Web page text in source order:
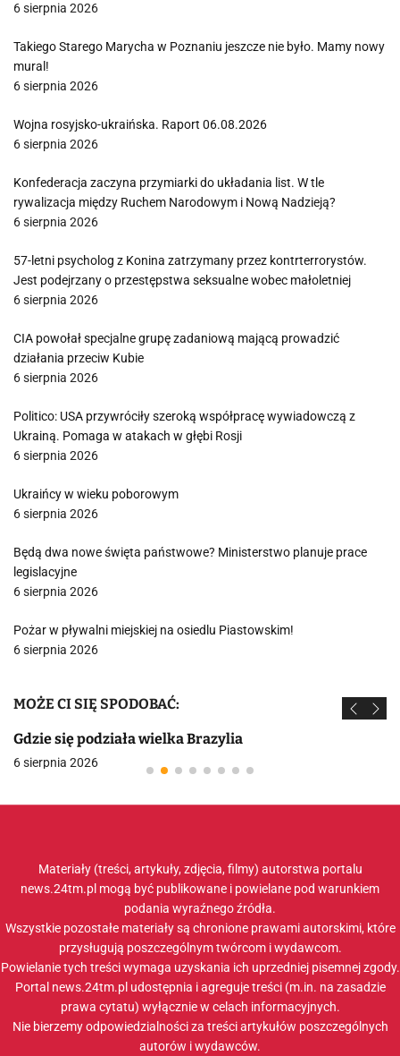
6 sierpnia 2026
Takiego Starego Marycha w Poznaniu jeszcze nie było. Mamy nowy
mural!
6 sierpnia 2026
Wojna rosyjsko-ukraińska. Raport 06.08.2026
6 sierpnia 2026
Konfederacja zaczyna przymiarki do układania list. W tle
rywalizacja między Ruchem Narodowym i Nową Nadzieją?
6 sierpnia 2026
57-letni psycholog z Konina zatrzymany przez kontrterrorystów.
Jest podejrzany o przestępstwa seksualne wobec małoletniej
6 sierpnia 2026
CIA powołał specjalne grupę zadaniową mającą prowadzić
działania przeciw Kubie
6 sierpnia 2026
Politico: USA przywróciły szeroką współpracę wywiadowczą z
Ukrainą. Pomaga w atakach w głębi Rosji
6 sierpnia 2026
Ukraińcy w wieku poborowym
6 sierpnia 2026
Będą dwa nowe święta państwowe? Ministerstwo planuje prace
legislacyjne
6 sierpnia 2026
Pożar w pływalni miejskiej na osiedlu Piastowskim!
6 sierpnia 2026
MOŻE CI SIĘ SPODOBAĆ:
Gdzie się podziała wielka Brazylia
6 sierpnia 2026
Materiały (treści, artykuły, zdjęcia, filmy) autorstwa portalu
news.24tm.pl mogą być publikowane i powielane pod warunkiem
podania wyraźnego źródła.
Wszystkie pozostałe materiały są chronione prawami autorskimi, które
przysługują poszczególnym twórcom i wydawcom.
Powielanie tych treści wymaga uzyskania ich uprzedniej pisemnej zgody.
Portal news.24tm.pl udostępnia i agreguje treści (m.in. na zasadzie
prawa cytatu) wyłącznie w celach informacyjnych.
Nie bierzemy odpowiedzialności za treści artykułów poszczególnych
autorów i wydawców.